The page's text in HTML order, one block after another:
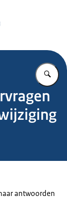
antwoorden